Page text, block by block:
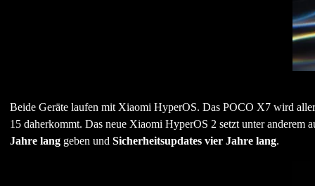
Beide Geräte laufen mit Xiaomi HyperOS. Das POCO X7 wird
15 daherkommt. Das neue Xiaomi HyperOS 2 setzt unter
Jahre langgeben und Sicherheitsupdates vier Jahre lang.